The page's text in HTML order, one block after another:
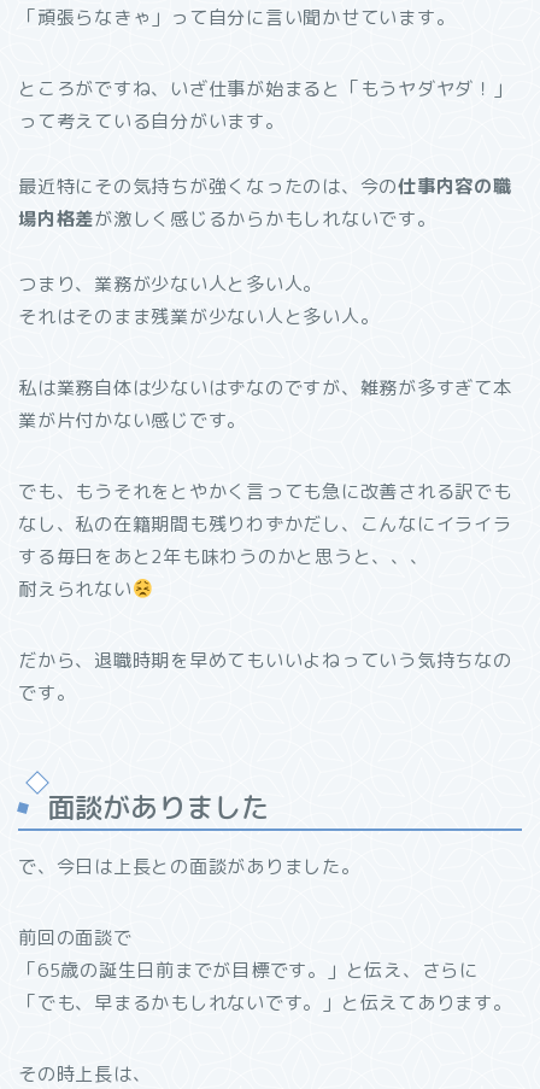
「頑張らなきゃ」って自分に言い聞かせています。
ところがですね、いざ仕事が始まると「もうヤダヤダ！」
って考えている自分がいます。
最近特にその気持ちが強くなったのは、今の仕事内容の職
場内格差が激しく感じるからかもしれないです。
つまり、業務が少ない人と多い人。
それはそのまま残業が少ない人と多い人。
私は業務自体は少ないはずなのですが、雑務が多すぎて本
業が片付かない感じです。
でも、もうそれをとやかく言っても急に改善される訳でも
なし、私の在籍期間も残りわずかだし、こんなにイライラ
する毎日をあと2年も味わうのかと思うと、、、
耐えられない
だから、退職時期を早めてもいいよねっていう気持ちなの
です。
面談がありました
で、今日は上長との面談がありました。
前回の面談で
「65歳の誕生日前までが目標です。」と伝え、さらに
「でも、早まるかもしれないです。」と伝えてあります。
その時上長は、